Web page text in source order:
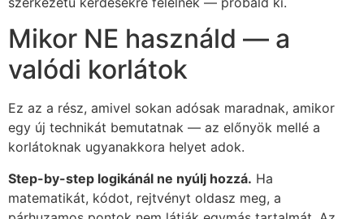
Mikor NE használd — a
valódi korlátok
Ez az a rész, amivel sokan adósak maradnak, amikor
egy új technikát bemutatnak — az előnyök mellé a
korlátoknak ugyanakkora helyet adok.
Step-by-step logikánál ne nyúlj hozzá. Ha
matematikát, kódot, rejtvényt oldasz meg, a